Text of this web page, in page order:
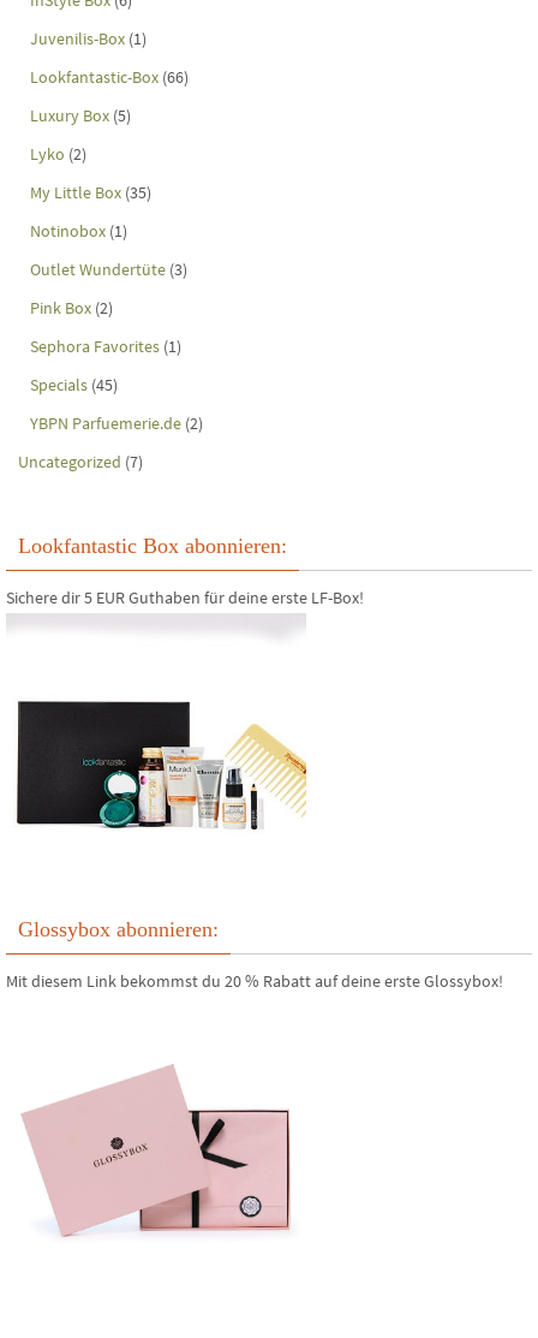
Juvenilis-Box (1)
Lookfantastic-Box (66)
Luxury Box (5)
Lyko (2)
My Little Box (35)
Notinobox (1)
Outlet Wundertüte (3)
Pink Box (2)
Sephora Favorites (1)
Specials (45)
YBPN Parfuemerie.de (2)
Uncategorized (7)
Lookfantastic Box abonnieren:
Sichere dir 5 EUR Guthaben für deine erste LF-Box!
Glossybox abonnieren:
Mit diesem Link bekommst du 20 % Rabatt auf deine erste Glossybox!